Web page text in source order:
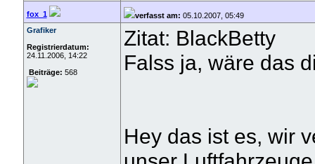
fox_1 verfasst am: 05.10.2007, 05:49
Grafiker
Registrierdatum:
24.11.2006, 14:22
Beiträge: 568
Zitat: BlackBetty
Falss ja, wäre das
Hey das ist es, wir